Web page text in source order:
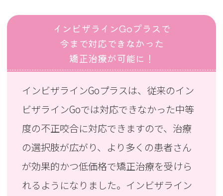
インビザラインGoプラスで
今まで対応できなかった
矯正治療が可能に！
インビザラインGoプラスは、従来のイン
ビザラインGoでは対応できなかった中等
度の不正咬合に対応できますので、治療
の選択肢が広がり、より多くの患者さん
が効果的かつ低価格で矯正治療を受けら
れるようになりました。インビザライン